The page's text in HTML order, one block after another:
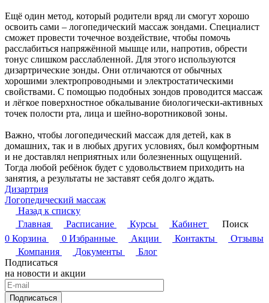
Ещё один метод, который родители вряд ли смогут хорошо
освоить сами – логопедический массаж зондами. Специалист
сможет провести точечное воздействие, чтобы помочь
расслабиться напряжённой мышце или, напротив, обрести
тонус слишком расслабленной. Для этого используются
дизартрические зонды. Они отличаются от обычных
хорошими электропроводными и электростатическими
свойствами. С помощью подобных зондов проводится массаж
и лёгкое поверхностное обкалывание биологически-активных
точек полости рта, лица и шейно-воротниковой зоны.
Важно, чтобы логопедический массаж для детей, как в
домашних, так и в любых других условиях, был комфортным
и не доставлял неприятных или болезненных ощущений.
Тогда любой ребёнок будет с удовольствием приходить на
занятия, а результаты не заставят себя долго ждать.
Дизартрия
Логопедический массаж
Назад к списку
Главная
Расписание Курсы Кабинет
Поиск
0 Корзина 0 Избранные Акции Контакты
Отзывы
Компания
Документы
Блог
Подписаться
на новости и акции
Подписаться